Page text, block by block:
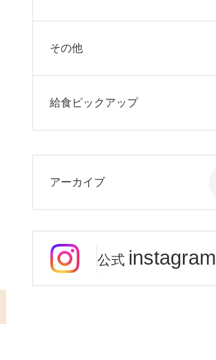
その他
給食ピックアップ
アーカイブ
公式 instagram